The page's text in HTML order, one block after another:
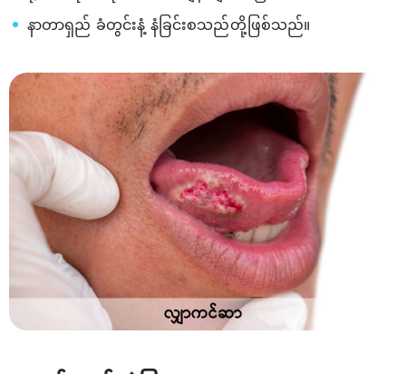
နာတာရှည် ခံတွင်းနံ့ နံခြင်းစသည်တို့ဖြစ်သည်။